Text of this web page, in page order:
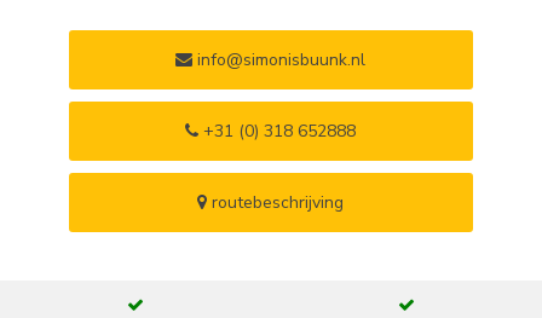
info@simonisbuunk.nl
+31 (0) 318 652888
routebeschrijving